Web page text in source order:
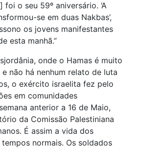
o seu 59º aniversário. ‘A
se em duas Nakbas’,
os jovens manifestantes
esta manhã.”
onde o Hamas é muito
não há nenhum relato de luta
o exército israelita fez pelo
em comunidades
anterior a 16 de Maio,
da Comissão Palestiniana
É assim a vida dos
normais. Os soldados